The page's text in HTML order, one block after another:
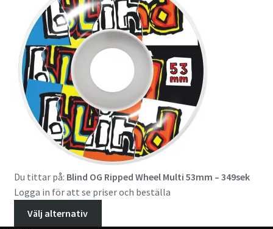
Du tittar på: Blind OG Ripped Wheel Multi 53mm – 349sek
Logga in för att se priser och beställa
Välj alternativ